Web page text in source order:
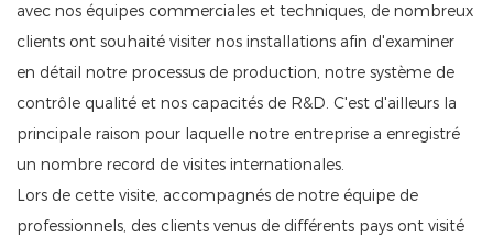
avec nos équipes commerciales et techniques, de nombreux
clients ont souhaité visiter nos installations afin d'examiner
en détail notre processus de production, notre système de
contrôle qualité et nos capacités de R&D. C'est d'ailleurs la
principale raison pour laquelle notre entreprise a enregistré
un nombre record de visites internationales.
Lors de cette visite, accompagnés de notre équipe de
professionnels, des clients venus de différents pays ont visité